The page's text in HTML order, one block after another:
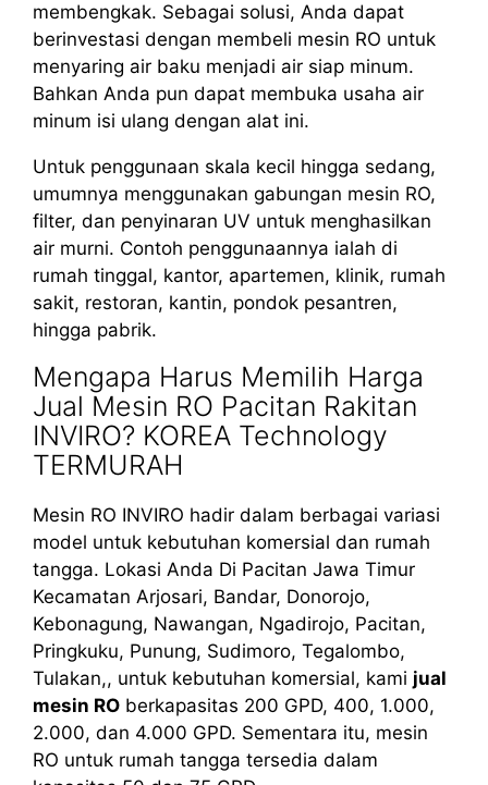
membengkak. Sebagai solusi, Anda dapat
berinvestasi dengan membeli mesin RO untuk
menyaring air baku menjadi air siap minum.
Bahkan Anda pun dapat membuka usaha air
minum isi ulang dengan alat ini.
Untuk penggunaan skala kecil hingga sedang,
umumnya menggunakan gabungan mesin RO,
filter, dan penyinaran UV untuk menghasilkan
air murni. Contoh penggunaannya ialah di
rumah tinggal, kantor, apartemen, klinik, rumah
sakit, restoran, kantin, pondok pesantren,
hingga pabrik.
Mengapa Harus Memilih Harga
Jual Mesin RO Pacitan Rakitan
INVIRO? KOREA Technology
TERMURAH
Mesin RO INVIRO hadir dalam berbagai variasi
model untuk kebutuhan komersial dan rumah
tangga. Lokasi Anda Di Pacitan Jawa Timur
Kecamatan Arjosari, Bandar, Donorojo,
Kebonagung, Nawangan, Ngadirojo, Pacitan,
Pringkuku, Punung, Sudimoro, Tegalombo,
Tulakan,, untuk kebutuhan komersial, kami jual
mesin RO berkapasitas 200 GPD, 400, 1.000,
2.000, dan 4.000 GPD. Sementara itu, mesin
RO untuk rumah tangga tersedia dalam